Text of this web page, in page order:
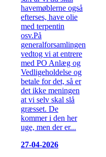
havemøblerne også
efterses, have olie
med terpentin
osv.På
generalforsamlingen
vedtog vi at entrere
med PO Anlæg og
Vedligeholdelse og
betale for det, så er
det ikke meningen
at vi selv skal slå
græsset. De
kommer i den her
uge, men der er...
27-04-2026